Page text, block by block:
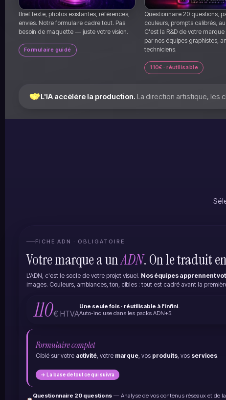
Brief texte, photos existantes, références,
envies. Notre formulaire cadre tout. Pas
besoin de maquette — juste votre vision.
Formulaire guidé
Questionnaire 20 questions,
couleurs, prompts calibrés,
C'est la R&D de votre
par nos équipes graphistes,
techniciens.
110€ · réutilisable
L'IA accélère la production. La direction artistique, les
FICHE ADN · OBLIGATOIRE
Votre marque a unADN. On le traduit
L'ADN, c'est le socle de votre projet visuel. Nos équipes apprennent
images. Couleurs, ambiances, ton, cibles : tout est cadré avant la
110€ HTVA
Une seule fois · réutilisable à l'infini.
Auto-incluse dans les packs ADN+5.
Formulaire complet
Ciblé sur votre activité , votre marque , vos produits , vos services.
→ La base de tout ce qui suivra
Questionnaire 20 questions — Analyse de vos contenus réseaux et de